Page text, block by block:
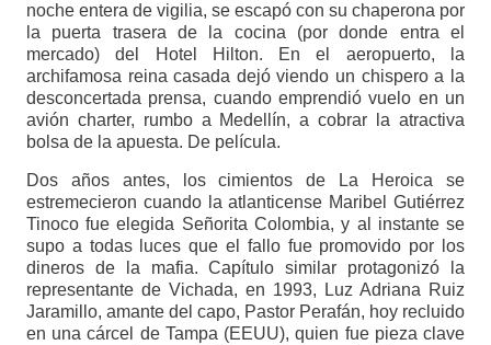
noche entera de vigilia, se escapó con su chaperona por
la puerta trasera de la cocina (por donde entra el
mercado) del Hotel Hilton. En el aeropuerto, la
archifamosa reina casada dejó viendo un chispero a la
desconcertada prensa, cuando emprendió vuelo en un
avión charter, rumbo a Medellín, a cobrar la atractiva
bolsa de la apuesta. De película.
Dos años antes, los cimientos de La Heroica se
estremecieron cuando la atlanticense Maribel Gutiérrez
Tinoco fue elegida Señorita Colombia, y al instante se
supo a todas luces que el fallo fue promovido por los
dineros de la mafia. Capítulo similar protagonizó la
representante de Vichada, en 1993, Luz Adriana Ruiz
Jaramillo, amante del capo, Pastor Perafán, hoy recluido
en una cárcel de Tampa (EEUU), quien fue pieza clave